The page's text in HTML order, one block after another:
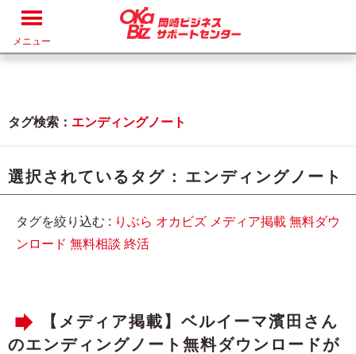
メニュー
タグ検索： エンディングノート
選択されているタグ : エンディングノート
タグを絞り込む : りぶら オカビズ メディア掲載 無料ダウ
ンロード 無料相談 終活
【メディア掲載】ベルイーマ濱田さん
のエンディングノート無料ダウンロードが